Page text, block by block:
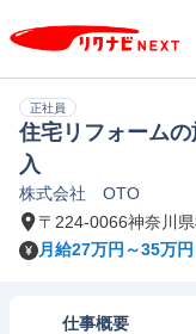
正社員
住宅リフォーム
入
株式会社 OTO
〒224-0066神奈川
月給27万円～35万円
仕事概要